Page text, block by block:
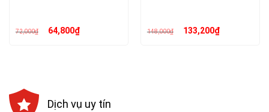
72,000₫ Giá
gốc64,800₫Giá 148,000₫ Giá
gốc133,200₫Giá
Dịch vụ uy tín